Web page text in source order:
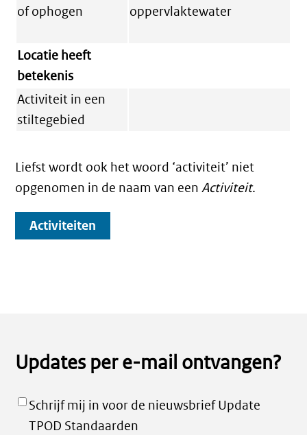
of ophogen
oppervlaktewater
Locatie heeft
betekenis
Activiteit in een
stiltegebied
Liefst wordt ook het woord ‘activiteit’ niet
opgenomen in de naam van eenActiviteit.
Activiteiten
Updates per e-mail ontvangen?
Schrijf mij in voor de nieuwsbrief Update
TPOD Standaarden